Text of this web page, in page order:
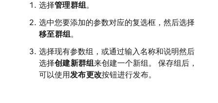
选择管理群组。
选中您要添加的参数对应的复选框，然后选择
移至群组。
选择现有参数组，或通过输入名称和说明然后
选择创建新群组来创建一个新组。 保存组后，
可以使用发布更改按钮进行发布。